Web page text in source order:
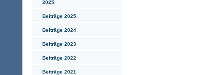
2025
Beiträge 2025
Beiträge 2024
Beiträge 2023
Beiträge 2022
Beiträge 2021